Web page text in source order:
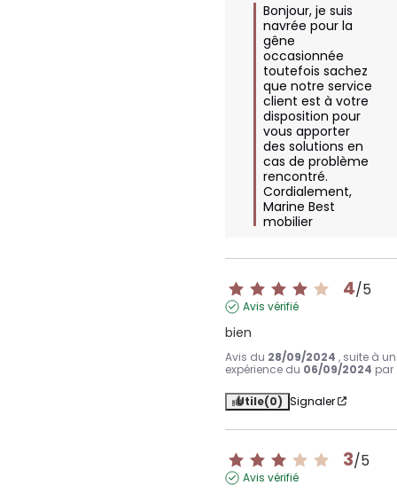
Bonjour, je suis
navrée pour la
gêne
occasionnée
toutefois sachez
que notre service
client est à votre
disposition pour
vous apporter
des solutions en
cas de problème
rencontré.
Cordialement,
Marine Best
mobilier
4/5
Avis vérifié
bien
Avis du 28/09/2024 , suite à
expérience du 06/09/2024 par
Utile(0) Signaler
3/5
Avis vérifié